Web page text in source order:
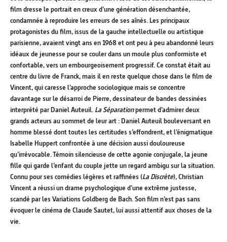
film dresse le portrait en creux d’une génération désenchantée,
condamnée à reproduire les erreurs de ses aînés. Les principaux
protagonistes du film, issus de la gauche intellectuelle ou artistique
parisienne, avaient vingt ans en 1968 et ont peu à peu abandonné leurs
idéaux de jeunesse pour se couler dans un moule plus conformiste et
confortable, vers un embourgeoisement progressif. Ce constat était au
centre du livre de Franck, mais il en reste quelque chose dans le film de
Vincent, qui caresse l’approche sociologique mais se concentre
davantage sur le désarroi de Pierre, dessinateur de bandes dessinées
interprété par Daniel Auteuil. La Séparationpermet d’admirer deux
grands acteurs au sommet de leur art : Daniel Auteuil bouleversant en
homme blessé dont toutes les certitudes s’effondrent, et l’énigmatique
Isabelle Huppert confrontée à une décision aussi douloureuse
qu’irrévocable. Témoin silencieuse de cette agonie conjugale, la jeune
fille qui garde l’enfant du couple jette un regard ambigu sur la situation.
Connu pour ses comédies légères et raffinées (La Discrète), Christian
Vincent a réussi un drame psychologique d’une extrême justesse,
scandé par les Variations Goldberg de Bach. Son film n’est pas sans
évoquer le cinéma de Claude Sautet, lui aussi attentif aux choses de la
vie.